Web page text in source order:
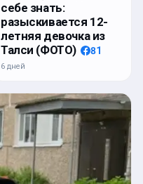
себе знать:
разыскивается 12-
летняя девочка из
Талси (ФОТО)
81
6 дней